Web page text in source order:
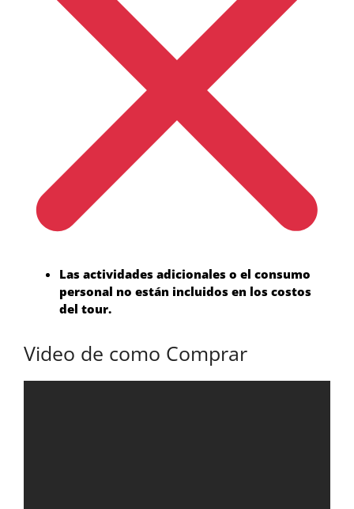
Las actividades adicionales o el consumo
personal no están incluidos en los costos
del tour.
Video de como Comprar